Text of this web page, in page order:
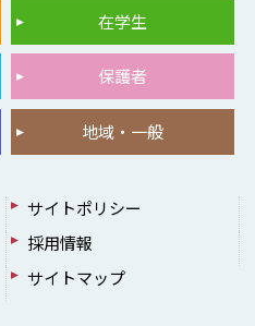
在学生
保護者
地域・一般
サイトポリシー
採用情報
サイトマップ